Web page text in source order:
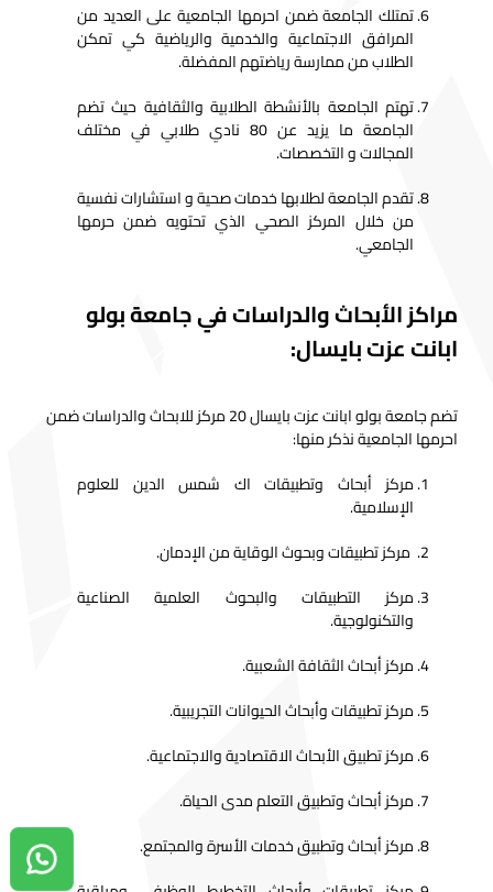
تمتلك الجامعة ضمن احرمها الجامعية على العديد من
المرافق الاجتماعية والخدمية والرياضية كي تمكن
الطلاب من ممارسة رياضتهم المفضلة.
تهتم الجامعة بالأنشطة الطلابية والثقافية حيث تضم
الجامعة ما يزيد عن 80 نادي طلابي في مختلف
المجالات و التخصصات.
تقدم الجامعة لطلابها خدمات صحية و استشارات نفسية
من خلال المركز الصحي الذي تحتويه ضمن حرمها
الجامعي.
مراكز الأبحاث والدراسات في جامعة بولو
ابانت عزت بايسال:
تضم جامعة بولو ابانت عزت بايسال 20 مركز للابحاث والدراسات ضمن
احرمها الجامعية نذكر منها:
مركز أبحاث وتطبيقات اك شمس الدين للعلوم
الإسلامية.
مركز تطبيقات وبحوث الوقاية من الإدمان.
مركز التطبيقات والبحوث العلمية الصناعية
والتكنولوجية.
مركز أبحاث الثقافة الشعبية.
مركز تطبيقات وأبحاث الحيوانات التجريبية.
مركز تطبيق الأبحاث الاقتصادية والاجتماعية.
مركز أبحاث وتطبيق التعلم مدى الحياة.
مركز أبحاث وتطبيق خدمات الأسرة والمجتمع.دردشة واتساب